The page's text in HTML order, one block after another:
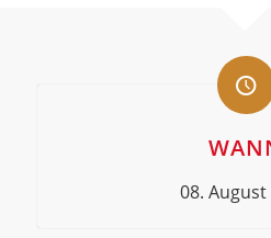
08. August